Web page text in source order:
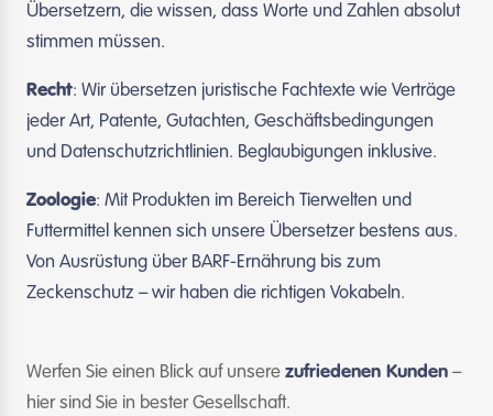
Übersetzern, die wissen, dass Worte und Zahlen absolut
stimmen müssen.
Recht: Wir übersetzen juristische Fachtexte wie Verträge
jeder Art, Patente, Gutachten, Geschäftsbedingungen
und Datenschutzrichtlinien. Beglaubigungen inklusive.
Zoologie: Mit Produkten im Bereich Tierwelten und
Futtermittel kennen sich unsere Übersetzer bestens aus.
Von Ausrüstung über BARF-Ernährung bis zum
Zeckenschutz – wir haben die richtigen Vokabeln.
Werfen Sie einen Blick auf unsere zufriedenen Kunden –
hier sind Sie in bester Gesellschaft.